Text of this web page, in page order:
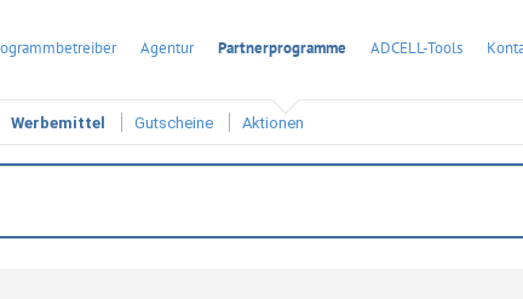
Agentur Partnerprogramme ADCELL-Tools
Werbemittel Gutscheine Aktionen